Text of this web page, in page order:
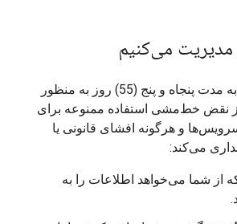
مدیریت می‌کنیم
گوگل داده‌های زیر را به مدت پنجاه و پنج (55) روز به منظور
نقض خط‌مشی استفاده ممنوعه برای
و هرگونه افشای قانونی یا
می‌کند:
از شما می‌خواهد اطلاعات را به